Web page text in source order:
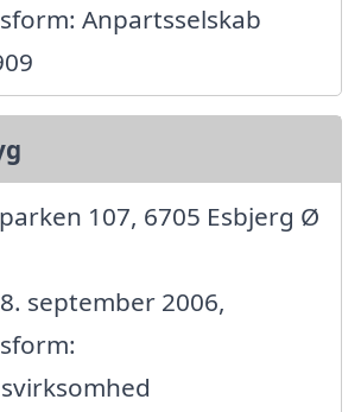
Anpartsselskab
107, 6705 Esbjerg Ø
september 2006,